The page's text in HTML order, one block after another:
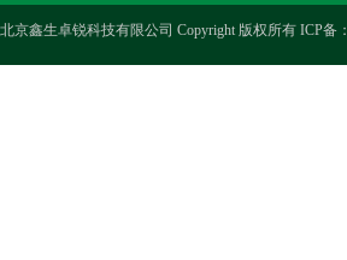
北京鑫生卓锐科技有限公司 Copyright 版权所有 ICP备：